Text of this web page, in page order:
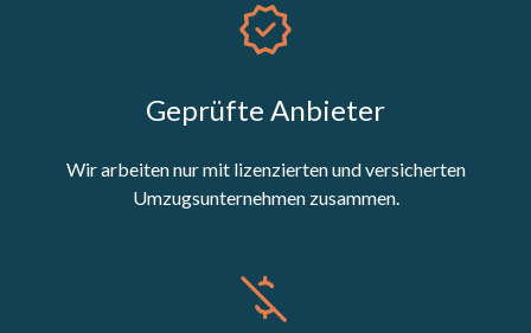
Geprüfte Anbieter
Wir arbeiten nur mit lizenzierten und versicherten
Umzugsunternehmen zusammen.